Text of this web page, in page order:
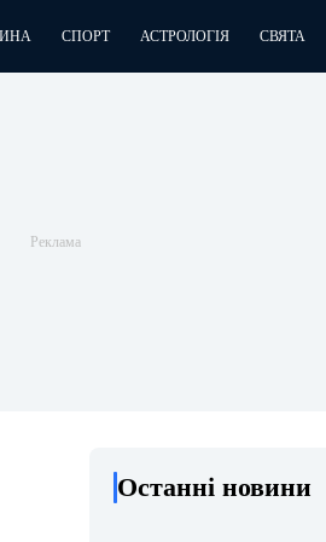
СПОРТ АСТРОЛОГІЯ СВЯТА
Останні новини